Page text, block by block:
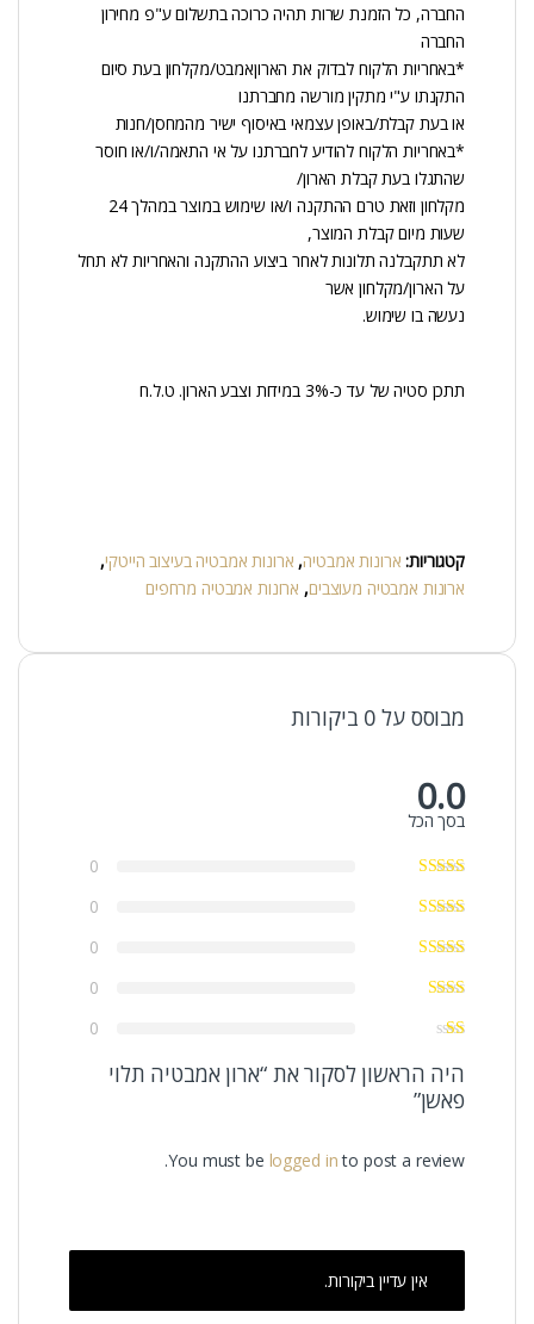
החברה, כל הזמנת שרות תהיה כרוכה בתשלום ע"פ מחירון
החברה
*באחריות הלקוח לבדוק את הארוןאמבט/מקלחון בעת סיום
התקנתו ע"י מתקין מורשה מחברתנו
או בעת קבלת/באופן עצמאי באיסוף ישיר מהמחסן/חנות
*באחריות הלקוח להודיע לחברתנו על אי התאמה/ו/או חוסר
שהתגלו בעת קבלת הארון/
מקלחון וזאת טרם ההתקנה ו/או שימוש במוצר במהלך 24
שעות מיום קבלת המוצר,
לא תתקבלנה תלונות לאחר ביצוע ההתקנה והאחריות לא תחל
על הארון/מקלחון אשר
נעשה בו שימוש.
תתכן סטיה של עד כ-3% במידות וצבע הארון. ט.ל.ח
קטגוריות: ארונות אמבטיה, ארונות אמבטיה בעיצוב הייטקי,
ארונות אמבטיה מעוצבים, ארונות אמבטיה מרחפים
מבוסס על 0 ביקורות
0.0
בסך הכל
0
0
0
0
0
היה הראשון לסקור את “ארון אמבטיה תלוי
פאשן”
You must be logged into post a review.
אין עדיין ביקורות.